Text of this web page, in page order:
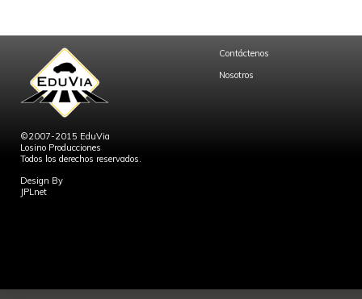
©2007-2015 EduVia
Losino Producciones
Todos los derechos reservados.
Design By
JPLnet
Contáctenos
Nosotros